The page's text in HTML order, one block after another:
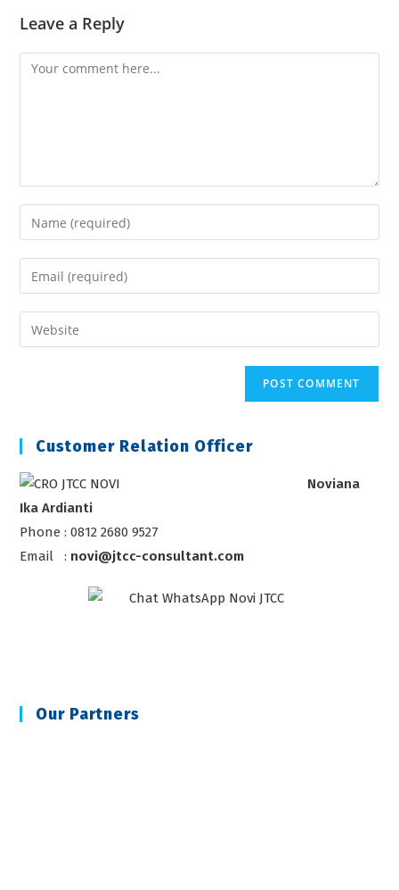
Leave a Reply
Comment
Enter
your
name
comment
Enter
your
email
address
Enter
your
Customer Relation Officer
Noviana
Ika Ardianti
Phone : 0812 2680 9527
Email : novi@jtcc-consultant.com
Our Partners